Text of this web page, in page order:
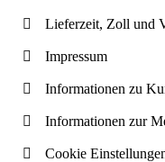
Lieferzeit, Zoll und
Impressum
Informationen zu
Informationen zur
Cookie